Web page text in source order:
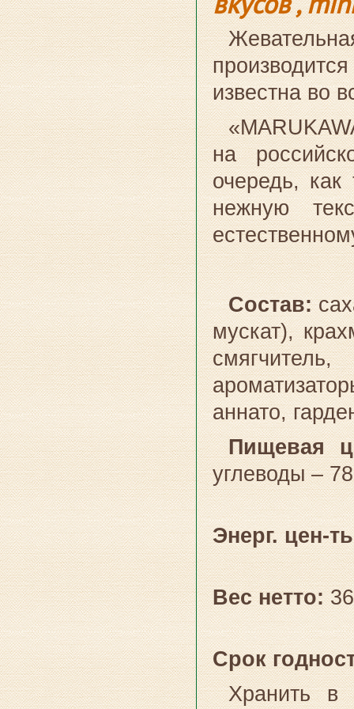
известна во
на
очередь,
нежную
Состав:
мускат),
смягчитель,
аннато,
Пищевая
углеводы – 78
Энерг. цен-
Вес нетто:
Срок
Хранить в